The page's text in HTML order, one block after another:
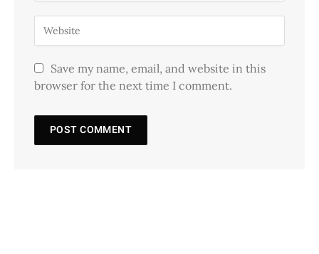
Save my name, email, and website in this
browser for the next time I comment.